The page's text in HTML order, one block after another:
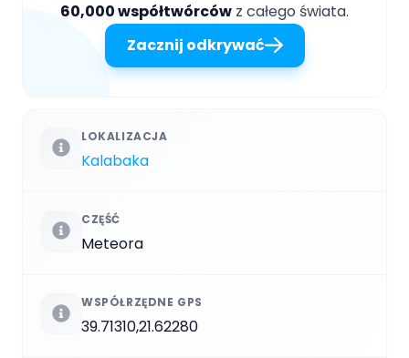
60,000 współtwórców z całego świata.
Zacznij odkrywać
LOKALIZACJA
Kalabaka
CZĘŚĆ
Meteora
WSPÓŁRZĘDNE GPS
39.71310,21.62280